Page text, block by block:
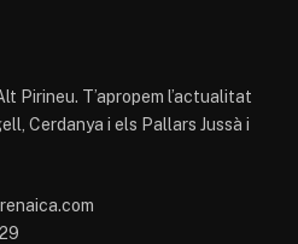
Pirineu. T’apropem l’actualitat
Cerdanya i els Pallars Jussà i